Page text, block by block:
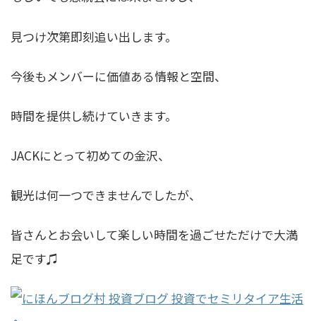
見つけ次第即刻追い出します。
今後もメンバーに価値ある情報と空間、
時間を提供し続けていきます。
JACKにとって初めての金沢、
観光は何一つできませんでしたが、
皆さんとお会いして楽しい時間を過ごせただけで大満
足です♫